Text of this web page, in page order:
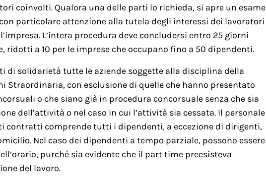
coinvolti. Qualora una delle parti lo richieda, si apre un esame
particolare attenzione alla tutela degli interessi dei lavoratori
L’intera procedura deve concludersi entro 25 giorni
ridotti a 10 per le imprese che occupano fino a 50 dipendenti.
di solidarietà tutte le aziende soggette alla disciplina della
Straordinaria, con esclusione di quelle che hanno presentato
o che siano già in procedura concorsuale senza che sia
dell’attività o nel caso in cui l’attività sia cessata. Il personale
contratti comprende tutti i dipendenti, a eccezione di dirigenti,
Nel caso dei dipendenti a tempo parziale, possono essere
purché sia evidente che il part time preesisteva
del lavoro.